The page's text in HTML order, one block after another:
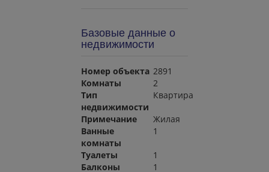
Базовые данные о
недвижимости
Номер объекта 2891
Комнаты
2
Тип
недвижимости
Квартира
Примечание
Жилая
Ванные
комнаты
1
Туалеты
1
Балконы
1